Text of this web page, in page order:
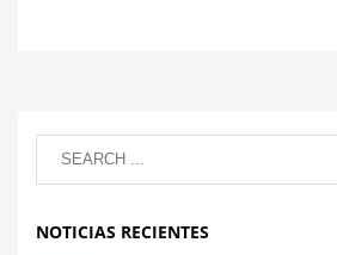
NOTICIAS RECIENTES